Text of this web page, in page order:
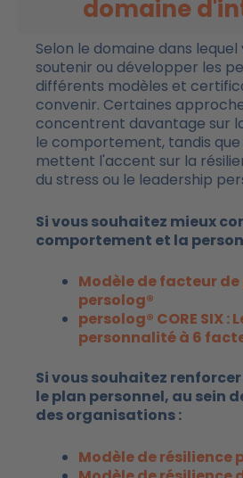
domaine
Selon le domaine dans lequel
soutenir ou développer les
différents modèles et
convenir. Certaines
concentrent davantage sur
le comportement, tandis
mettent l'accent sur la
du stress ou le leadership
Si vous souhaitez mieux
comportement et la
Modèle de facteur
persolog®
persolog® CORE SIX :
personnalité à 6
Si vous souhaitez
le plan personnel, au sein
des organisations :
Modèle de résilience